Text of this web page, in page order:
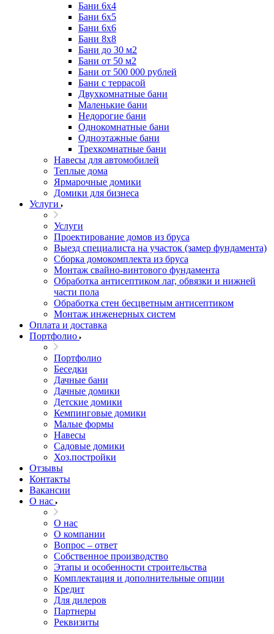
Бани 6х4
Бани 6х5
Бани 6х6
Бани 8x8
Бани до 30 м2
Бани от 50 м2
Бани от 500 000 рублей
Бани с террасой
Двухкомнатные бани
Маленькие бани
Недорогие бани
Однокомнатные бани
Одноэтажные бани
Трехкомнатные бани
Навесы для автомобилей
Теплые дома
Ярмарочные домики
Домики для бизнеса
Услуги
Услуги
Проектирование домов из бруса
Выезд специалиста на участок (замер фундамента)
Сборка домокомплекта из бруса
Монтаж свайно-винтового фундамента
Обработка антисептиком лаг, обвязки и нижней
части пола
Обработка стен бесцветным антисептиком
Монтаж инженерных систем
Оплата и доставка
Портфолио
Портфолио
Беседки
Дачные бани
Дачные домики
Детские домики
Кемпинговые домики
Малые формы
Навесы
Садовые домики
Хоз.постройки
Отзывы
Контакты
Вакансии
О нас
О нас
О компании
Вопрос – ответ
Собственное производство
Этапы и особенности строительства
Комплектация и дополнительные опции
Кредит
Для дилеров
Партнеры
Реквизиты